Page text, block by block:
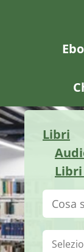
Libri
Cerca